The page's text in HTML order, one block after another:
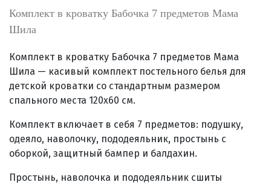
Комплект в кроватку Бабочка 7 предметов Мама
Шила
Комплект в кроватку Бабочка 7 предметов Мама
Шила — касивый комплект постельного белья для
детской кроватки со стандартным размером
спального места 120х60 см.
Комплект включает в себя 7 предметов: подушку,
одеяло, наволочку, пододеяльник, простынь с
оборкой, защитный бампер и балдахин.
Простынь, наволочка и пододеяльник сшиты